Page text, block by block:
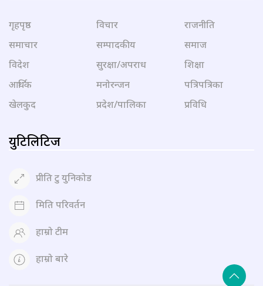
गृहपृष्ठ
समाचार
विदेश
आर्थिक
खेलकुद
विचार
सम्पादकीय
सुरक्षा/अपराध
मनोरन्जन
प्रदेश/पालिका
राजनीति
समाज
शिक्षा
पत्रिपत्रिका
प्रविधि
युटिलिटिज
प्रीति टु युनिकोड
मिति परिवर्तन
हाम्रो टीम
हाम्रो बारे